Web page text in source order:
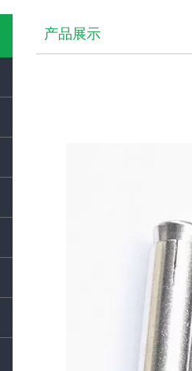
1
产品展示